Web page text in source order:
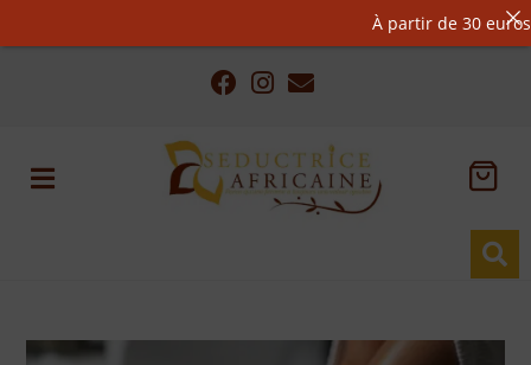
À partir de 30 euros